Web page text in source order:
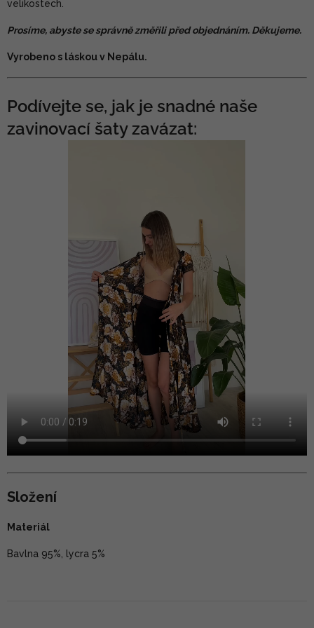
velikostech.
Prosíme, abyste se správně změřili před objednáním. Děkujeme.
Vyrobeno s láskou v Nepálu.
Podívejte se, jak je snadné naše
zavinovací šaty zavázat:
Složení
Materiál
Bavlna 95%, lycra 5%